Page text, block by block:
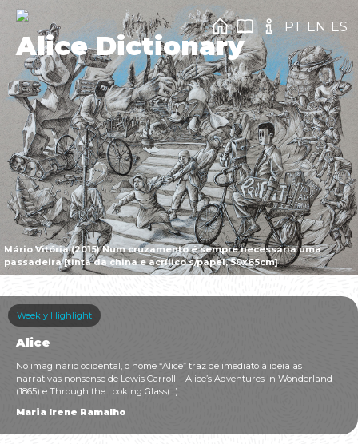
Mário Vitória (2015) Num cruzamento é sempre necessária uma
passadeira [tinta da china e acrílico s/papel, 50x65cm]
Alice Dictionary
PT EN ES
Weekly Highlight
Alice
No imaginário ocidental, o nome “Alice” traz de imediato à ideia as
narrativas nonsense de Lewis Carroll – Alice’s Adventures in Wonderland
(1865) e Through the Looking Glass(...)
Maria Irene Ramalho